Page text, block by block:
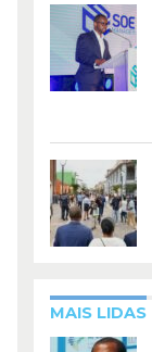
MAIS LIDAS